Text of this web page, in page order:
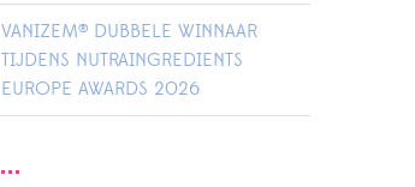
VANIZEM® DUBBELE WINNAAR
TIJDENS NUTRAINGREDIENTS
EUROPE AWARDS 2026